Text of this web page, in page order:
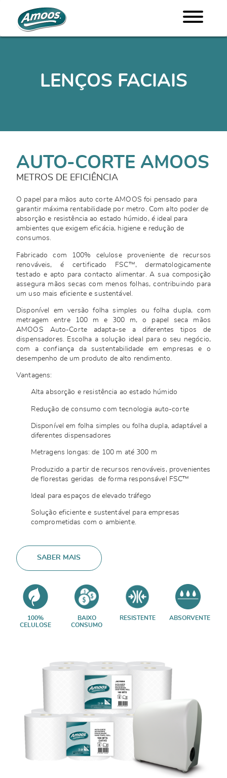
LENÇOS FACIAIS
AUTO-CORTE AMOOS
METROS DE EFICIÊNCIA
O papel para mãos auto corte AMOOS foi pensado para
garantir máxima rentabilidade por metro. Com alto poder de
absorção e resistência ao estado húmido, é ideal para
ambientes que exigem eficácia, higiene e redução de
consumos.
Fabricado com 100% celulose proveniente de recursos
renováveis, é certificado FSC™, dermatologicamente
testado e apto para contacto alimentar. A sua composição
assegura mãos secas com menos folhas, contribuindo para
um uso mais eficiente e sustentável.
Disponível em versão folha simples ou folha dupla, com
metragem entre 100 m e 300 m, o papel seca mãos
AMOOS Auto-Corte adapta-se a diferentes tipos de
dispensadores. Escolha a solução ideal para o seu negócio,
com a confiança da sustentabilidade em empresas e o
desempenho de um produto de alto rendimento.
Vantagens:
Alta absorção e resistência ao estado húmido
Redução de consumo com tecnologia auto-corte
Disponível em folha simples ou folha dupla, adaptável a
diferentes dispensadores
Metragens longas: de 100 m até 300 m
Produzido a partir de recursos renováveis, provenientes
de florestas geridas de forma responsável FSC™
Ideal para espaços de elevado tráfego
Solução eficiente e sustentável para empresas
comprometidas com o ambiente.
SABER MAIS
100%
CELULOSE
BAIXO
CONSUMO
RESISTENTE ABSORVENTE